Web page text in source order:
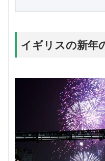
イギリスの新年